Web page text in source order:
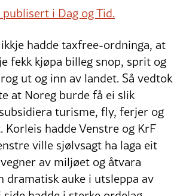
i Dag og Tid.
hadde taxfree-ordninga, at
fekk kjøpa billeg snop, sprit og
ut og inn av landet. Så vedtok
at Noreg burde få ei slik
turisme, fly, ferjer og
hadde Venstre og KrF
ville sjølvsagt ha laga eit
av miljøet og åtvara
dramatisk auke i utsleppa av